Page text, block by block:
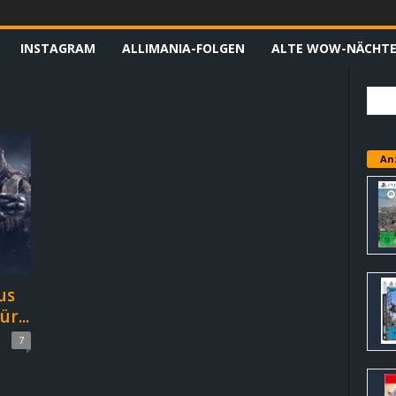
INSTAGRAM ALLIMANIA-FOLGEN ALTE WOW-NÄCHTE
7